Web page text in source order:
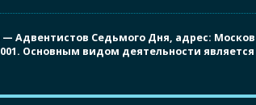
Седьмого Дня, адрес:
Основным видом деятельности